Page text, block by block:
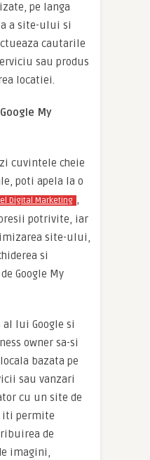
pe langa
a site-ului si
cautarile
sau produs
locatiei.
My
cuvintele cheie
poti apela la o
Digital Marketing ,
potrivite, iar
site-ului,
si
Google My
al lui Google si
owner sa-si
bazata pe
sau vanzari
cu un site de
iti permite
de
imagini,